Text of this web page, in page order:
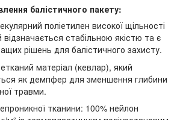
балістичного пакету:
поліетилен високої щільності
відзначається стабільною якістю та є
рішень для балістичного захисту.
матеріал (кевлар), який
як демпфер для зменшення глибини
травми.
тканини: 100% нейлон